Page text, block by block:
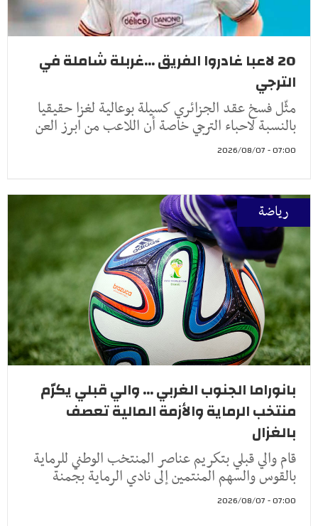
20 لاعبا غادروا الفريق ...غربلة شاملة في
الترجي
مثّل فسخ عقد الجزائري كسيلة بوعالية لغزا حقيقيا
بالنسبة لاحباء الترجي خاصة أن اللاعب من ابرز العن
07:00 - 2026/08/07
رياضة
بانوراما الجنوب الغربي ... والي قبلي يكرّم
منتخب الرماية والأزمة المالية تعصف
بالغزال
قام والي قبلي بتكريم عناصر المنتخب الوطني للرماية
بالقوس والسهم المنتمين إلى نادي الرماية بجمنة
07:00 - 2026/08/07